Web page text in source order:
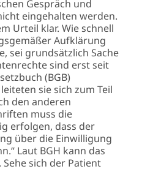
Gespräch und
eingehalten werden.
Urteil klar. Wie schnell
Aufklärung
sei grundsätzlich Sache
sind erst seit
(BGB)
sie sich zum Teil
den anderen
muss die
erfolgen, dass der
über die Einwilligung
Laut BGH kann das
sich der Patient